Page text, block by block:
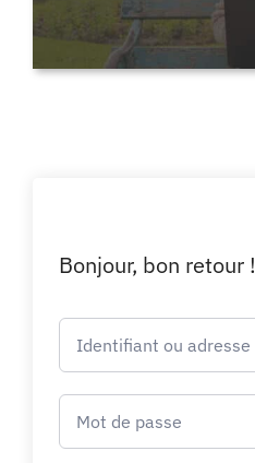
Bonjour, bon retour !